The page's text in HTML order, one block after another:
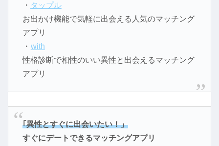
・ タップル
お出かけ機能で気軽に出会える人気のマッチング
アプリ
・ with
性格診断で相性のいい異性と出会えるマッチング
アプリ
｢異性とすぐに出会いたい！」
すぐにデートできるマッチングアプリ